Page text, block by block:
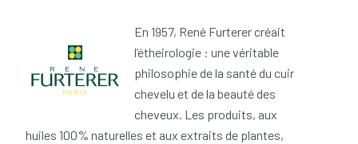
En 1957, René Furterer créait
l’étheirologie : une véritable
philosophie de la santé du cuir
chevelu et de la beauté des
cheveux. Les produits, aux
huiles 100% naturelles et aux extraits de plantes,